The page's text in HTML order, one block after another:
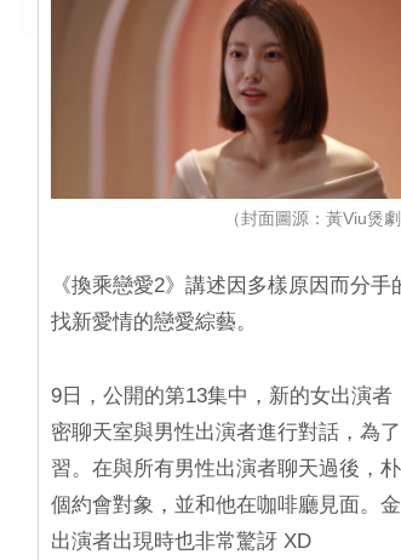
（封面圖源：黃Viu煲
《換乘戀愛2》講述因多樣原因而分
找新愛情的戀愛綜藝。
9日，公開的第13集中，新的女出演
密聊天室與男性出演者進行對話，為
習。在與所有男性出演者聊天過後，
個約會對象，並和他在咖啡廳見面。
出演者出現時也非常驚訝 XD